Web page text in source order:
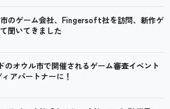
のゲーム会社、Fingersoft社を訪問、新作ゲ
聞いてきました
のオウル市で開催されるゲーム審査イベント
アパートナーに！